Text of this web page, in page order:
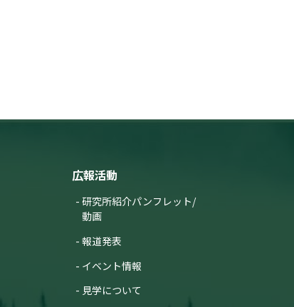
広報活動
研究所紹介パンフレット/
動画
報道発表
イベント情報
見学について